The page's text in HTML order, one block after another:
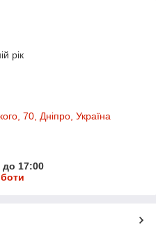
рік
70, Дніпро, Україна
до 17:00